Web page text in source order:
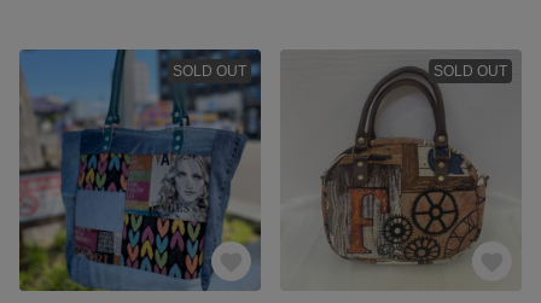
SOLD OUT SOLD OUT